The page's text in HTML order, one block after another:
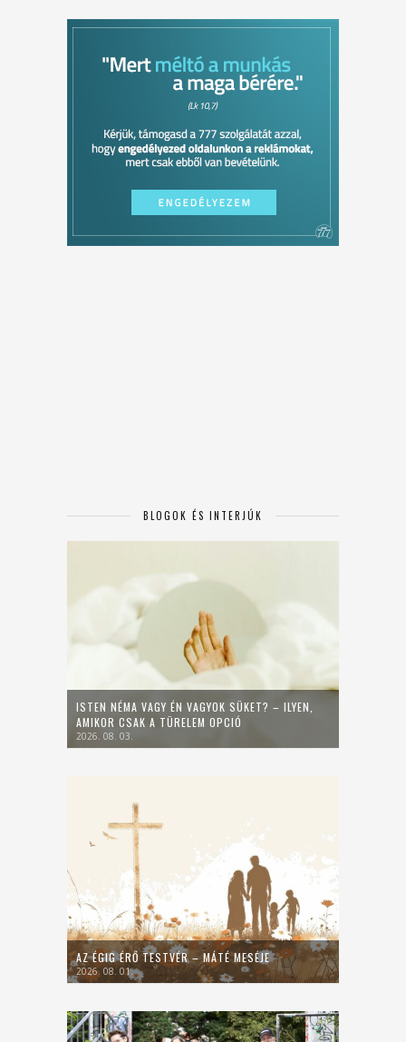
BLOGOK ÉS INTERJÚK
ISTEN NÉMA VAGY ÉN VAGYOK SÜKET? – ILYEN,
AMIKOR CSAK A TÜRELEM OPCIÓ
2026. 08. 03.
AZ ÉGIG ÉRŐ TESTVÉR – MÁTÉ MESÉJE
2026. 08. 01.